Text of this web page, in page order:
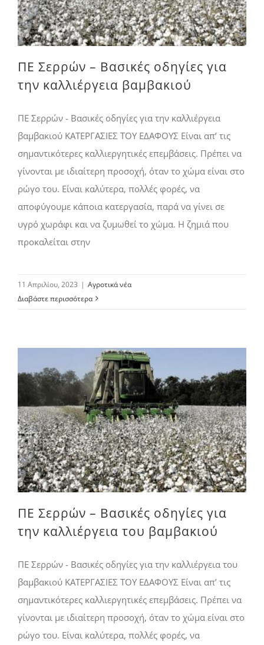
ΠΕ Σερρών – Βασικές οδηγίες για
την καλλιέργεια βαμβακιού
ΠΕ Σερρών - Βασικές οδηγίες για την καλλιέργεια
βαμβακιού ΚΑΤΕΡΓΑΣΙΕΣ ΤΟΥ ΕΔΑΦΟΥΣ Είναι απ’ τις
σημαντικότερες καλλιεργητικές επεμβάσεις. Πρέπει να
γίνονται με ιδιαίτερη προσοχή, όταν το χώμα είναι στο
ρώγο του. Είναι καλύτερα, πολλές φορές, να
αποφύγουμε κάποια κατεργασία, παρά να γίνει σε
υγρό χωράφι και να ζυμωθεί το χώμα. Η ζημιά που
προκαλείται στην
11 Απριλίου, 2023 | Αγροτικά νέα
Διαβάστε περισσότερα
ΠΕ Σερρών – Βασικές οδηγίες για
την καλλιέργεια του βαμβακιού
ΠΕ Σερρών - Βασικές οδηγίες για την καλλιέργεια του
βαμβακιού ΚΑΤΕΡΓΑΣΙΕΣ ΤΟΥ ΕΔΑΦΟΥΣ Είναι απ’ τις
σημαντικότερες καλλιεργητικές επεμβάσεις. Πρέπει να
γίνονται με ιδιαίτερη προσοχή, όταν το χώμα είναι στο
ρώγο του. Είναι καλύτερα, πολλές φορές, να